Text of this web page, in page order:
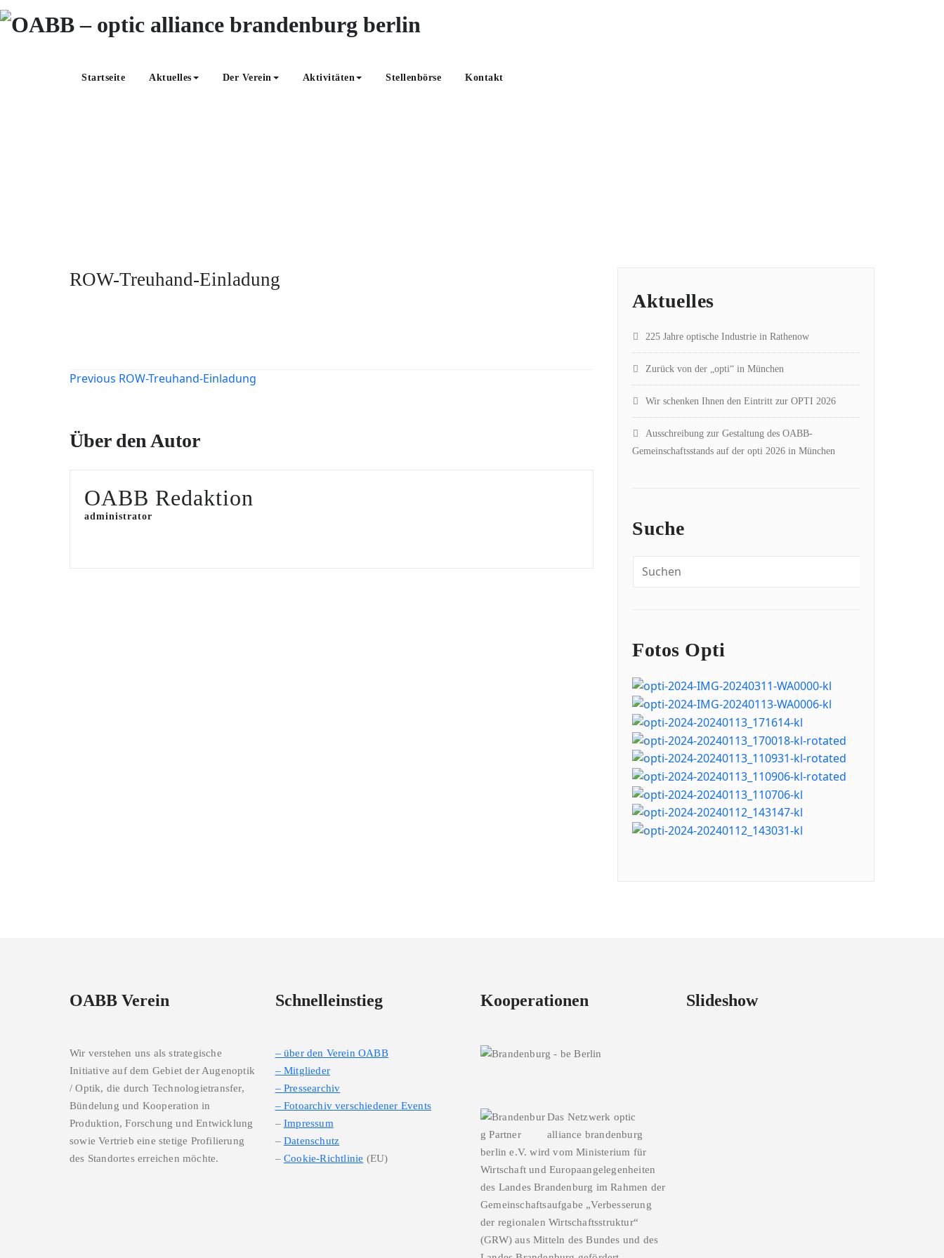
Zum
Inhalt
Startseite Aktuelles Der Verein Aktivitäten Stellenbörse Kontakt
ROW-Treuhand-Einladung
Beitragsnavigation
Previous ROW-Treuhand-Einladung
Über den Autor
OABB Redaktion
administrator
Aktuelles
225 Jahre optische Industrie in Rathenow
Zurück von der „opti“ in München
Wir schenken Ihnen den Eintritt zur OPTI 2026
Ausschreibung zur Gestaltung des OABB-
Gemeinschaftsstands auf der opti 2026 in München
Suche
Fotos Opti
OABB Verein
Wir verstehen uns als strategische
Initiative auf dem Gebiet der Augenoptik
/ Optik, die durch Technologietransfer,
Bündelung und Kooperation in
Produktion, Forschung und Entwicklung
sowie Vertrieb eine stetige Profilierung
des Standortes erreichen möchte.
Schnelleinstieg
– über den Verein OABB
– Mitglieder
– Pressearchiv
– Fotoarchiv verschiedener Events
– Impressum
– Datenschutz
– Cookie-Richtlinie (EU)
Kooperationen
Das Netzwerk optic
alliance brandenburg
berlin e.V. wird vom Ministerium für
Wirtschaft und Europaangelegenheiten
des Landes Brandenburg im Rahmen der
Gemeinschaftsaufgabe „Verbesserung
der regionalen Wirtschaftsstruktur“
(GRW) aus Mitteln des Bundes und des
Slideshow